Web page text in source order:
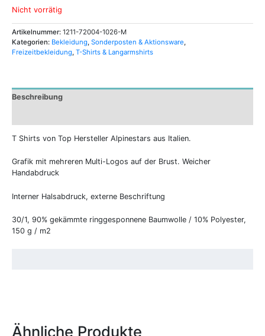
Nicht vorrätig
Artikelnummer: 1211-72004-1026-M
Kategorien: Bekleidung, Sonderposten & Aktionsware,
Freizeitbekleidung, T-Shirts & Langarmshirts
Beschreibung
T Shirts von Top Hersteller Alpinestars aus Italien.
Grafik mit mehreren Multi-Logos auf der Brust. Weicher
Handabdruck
Interner Halsabdruck, externe Beschriftung
30/1, 90% gekämmte ringgesponnene Baumwolle / 10% Polyester,
150 g / m2
Ähnliche Produkte